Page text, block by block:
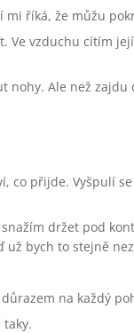
říká, že můžu
Ve vzduchu cítím
nohy. Ale než zajdu
co přijde. Vyšpulí
držet pod
už bych to stejně
na každý